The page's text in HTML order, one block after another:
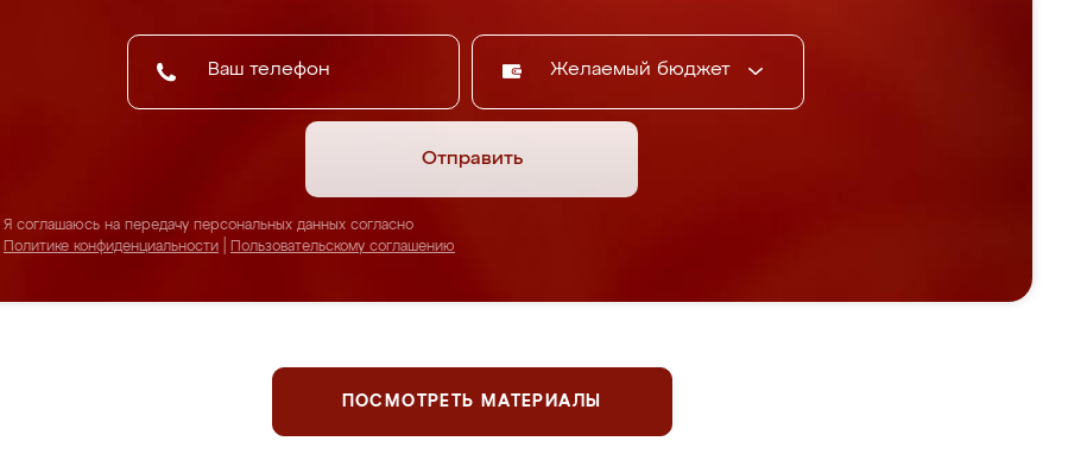
Желаемый бюджет
Отправить
Я соглашаюсь на передачу персональных данных согласно
Политике конфиденциальности
Пользовательскому соглашению
ПОСМОТРЕТЬ МАТЕРИАЛЫ